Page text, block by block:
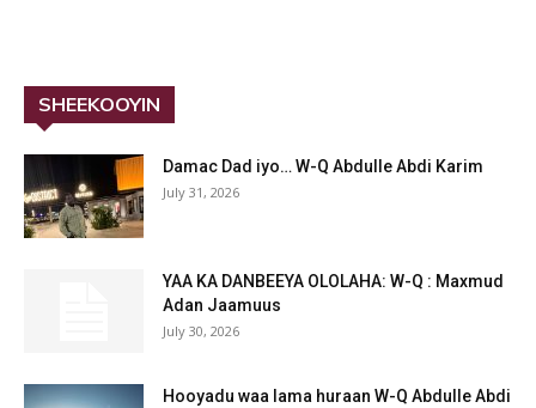
SHEEKOOYIN
Damac Dad iyo… W-Q Abdulle Abdi Karim
July 31, 2026
YAA KA DANBEEYA OLOLAHA: W-Q : Maxmud
Adan Jaamuus
July 30, 2026
Hooyadu waa lama huraan W-Q Abdulle Abdi